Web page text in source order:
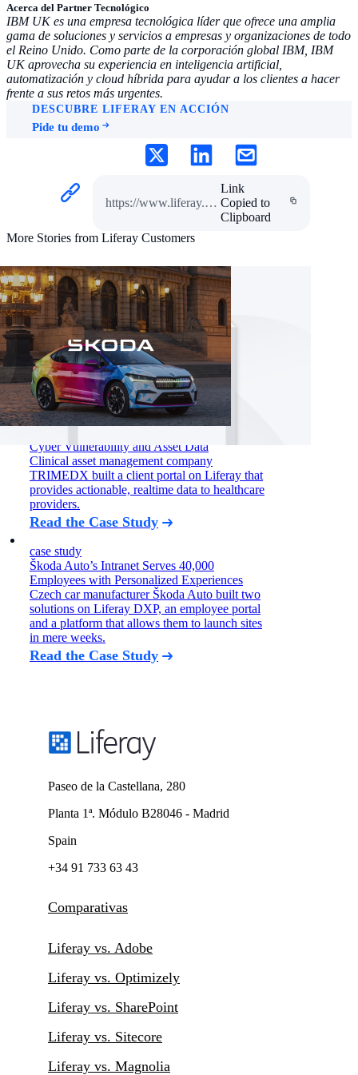
Acerca del Partner Tecnológico
IBM UK es una empresa tecnológica líder que ofrece una amplia
gama de soluciones y servicios a empresas y organizaciones de todo
el Reino Unido. Como parte de la corporación global IBM, IBM
UK aprovecha su experiencia en inteligencia artificial,
automatización y cloud híbrida para ayudar a los clientes a hacer
frente a sus retos más urgentes.
DESCUBRE LIFERAY EN ACCIÓN
Pide tu demo
https://www.liferay.com/es/resources/case-studies/nhs
Link
Copied to
Clipboard
More Stories from Liferay Customers
case study
Vivisol Improved the Digital Experience for
Their Customers with New Client Portals
Home care group Vivisol uses their Liferay
solution to provide high-quality digital care,
guaranteeing all users access to their data and
useful treatment information.
Read the Case Study
case study
Cyber Vulnerability and Asset Data
Clinical asset management company
TRIMEDX built a client portal on Liferay that
provides actionable, realtime data to healthcare
providers.
Read the Case Study
case study
Škoda Auto’s Intranet Serves 40,000
Employees with Personalized Experiences
Czech car manufacturer Škoda Auto built two
solutions on Liferay DXP, an employee portal
and a platform that allows them to launch sites
in mere weeks.
Read the Case Study
Paseo de la Castellana, 280
Planta 1ª. Módulo B28046 - Madrid
Spain
+34 91 733 63 43
Comparativas
Liferay vs. Adobe
Liferay vs. Optimizely
Liferay vs. SharePoint
Liferay vs. Sitecore
Liferay vs. Magnolia